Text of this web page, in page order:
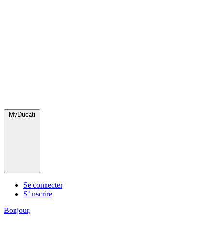
MyDucati
Se connecter
S’inscrire
Bonjour,